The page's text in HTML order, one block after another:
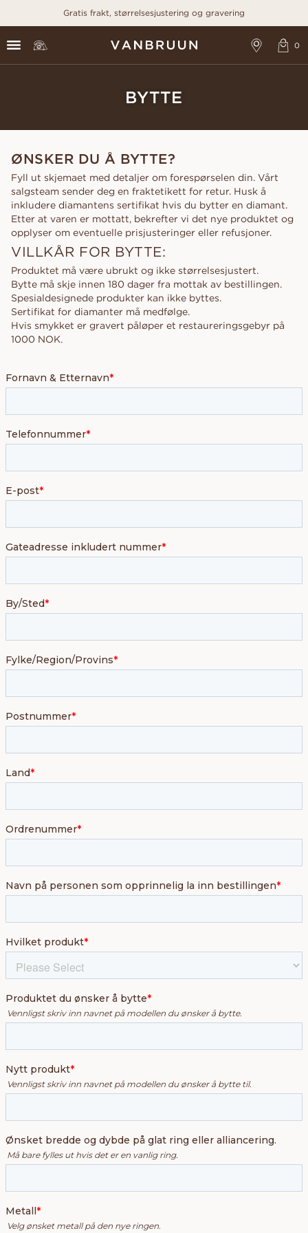
Gratis frakt, størrelsesjustering og gravering
BYTTE
ØNSKER DU Å BYTTE?
Fyll ut skjemaet med detaljer om forespørselen din. Vårt
salgsteam sender deg en fraktetikett for retur. Husk å
inkludere diamantens sertifikat hvis du bytter en diamant.
Etter at varen er mottatt, bekrefter vi det nye produktet og
opplyser om eventuelle prisjusteringer eller refusjoner.
VILLKÅR FOR BYTTE:
Produktet må være ubrukt og ikke størrelsesjustert.
Bytte må skje innen 180 dager fra mottak av bestillingen.
Spesialdesignede produkter kan ikke byttes.
Sertifikat for diamanter må medfølge.
Hvis smykket er gravert påløper et restaureringsgebyr på
1000 NOK.